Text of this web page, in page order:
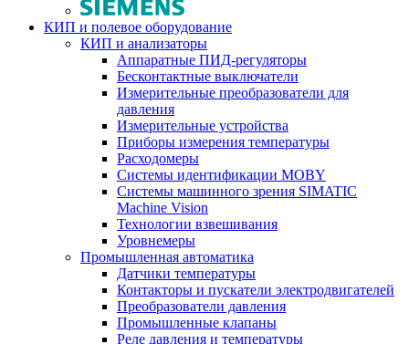
КИП и полевое оборудование
КИП и анализаторы
Аппаратные ПИД-регуляторы
Бесконтактные выключатели
Измерительные преобразователи для
давления
Измерительные устройства
Приборы измерения температуры
Расходомеры
Системы идентификации MOBY
Системы машинного зрения SIMATIC
Machine Vision
Технологии взвешивания
Уровнемеры
Промышленная автоматика
Датчики температуры
Контакторы и пускатели электродвигателей
Преобразователи давления
Промышленные клапаны
Реле давления и температуры